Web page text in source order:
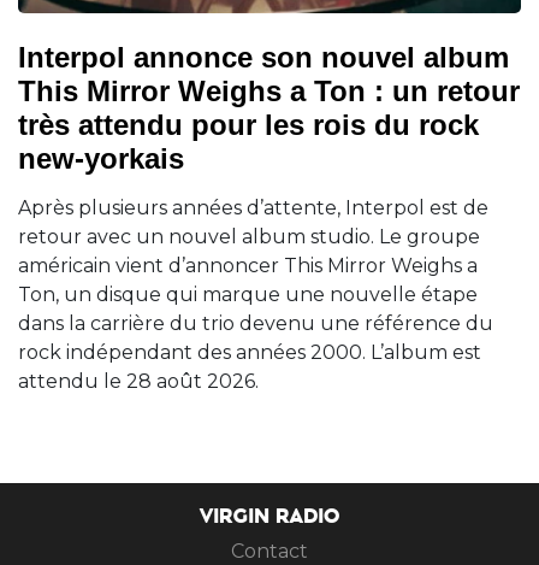
Interpol annonce son nouvel album
This Mirror Weighs a Ton : un retour
très attendu pour les rois du rock
new-yorkais
Après plusieurs années d’attente, Interpol est de
retour avec un nouvel album studio. Le groupe
américain vient d’annoncer This Mirror Weighs a
Ton, un disque qui marque une nouvelle étape
dans la carrière du trio devenu une référence du
rock indépendant des années 2000. L’album est
attendu le 28 août 2026.
VIRGIN RADIO
Contact